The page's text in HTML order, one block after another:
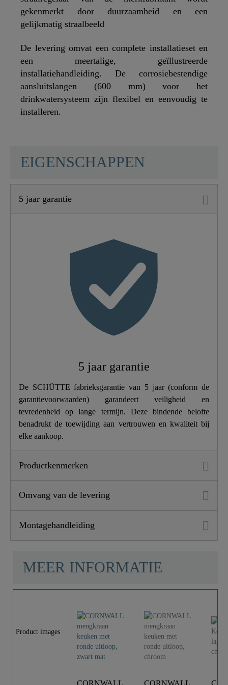
gekenmerkt door duurzaamheid en een
gelijkmatig straalbeeld
De levering omvat een complete installatieset en
een meertalige, geïllustreerde
installatiehandleiding. De corrosiebestendige
aansluitslangen (600 mm) voor het
drinkwatersysteem zijn flexibel en eenvoudig te
installeren.
Materiaal Edelstahl
Mat Zwart
Hoge Druk
1,4 Kg
5,9 Cm
Lengte 23,0 Cm
EIGENSCHAPPEN
5 jaar garantie
5 jaar garantie
De SCHÜTTE fabrieksgarantie van 5 jaar (conform de
garantievoorwaarden) garandeert veiligheid en
tevredenheid op lange termijn. Deze bindende belofte
benadrukt de toewijding aan vertrouwen en kwaliteit bij
elke aankoop.
Productkenmerken
Omvang van de levering
Montagehandleiding
MEER INFORMATIE
Product images
CORNWALL CORNWALL